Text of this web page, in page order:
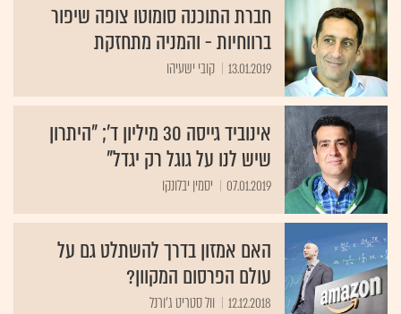
חברת התוכנה סומוטו צופה שיפור
ברווחיות - והמניה מתחזקת
13.01.2019 קובי ישעיהו
אינוביד גייסה 30 מיליון ד'; "היתרון
שיש לנו על גוגל רק יגדל"
07.01.2019 יסמין יבלונקו
האם אמזון בדרך להשתלט גם על
עולם הפרסום המקוון?
12.12.2018 וול סטריט ג'ורנל